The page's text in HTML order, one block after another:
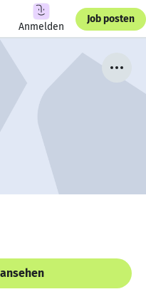
Anmelden
Job posten